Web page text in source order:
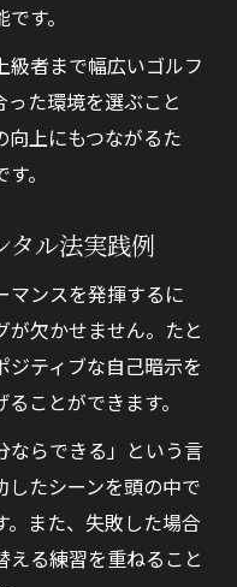
す。
級者まで幅広いゴルフ
た環境を選ぶこと
向上にもつながるた
。
タル法実践例
マンスを発揮するに
欠かせません。たと
ジティブな自己暗示を
ことができます。
ならできる」という言
たシーンを頭の中で
また、失敗した場合
る練習を重ねること